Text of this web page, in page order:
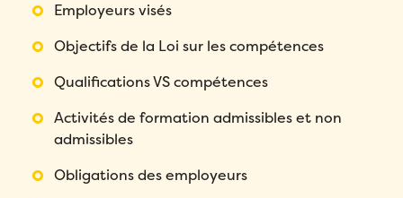
Employeurs visés
Objectifs de la Loi sur les compétences
Qualifications VS compétences
Activités de formation admissibles et non
admissibles
Obligations des employeurs
Remplissez ce formulaire pour réserver
votre démo personnalisée!
Remplissez ce formulaire pour réserver